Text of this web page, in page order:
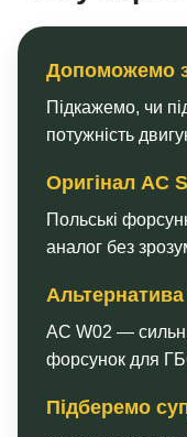
Допоможемо
Підкажемо, чи
потужність
Оригінал AC
Польські
аналог без
AC W02 —
форсунок для
Підберемо